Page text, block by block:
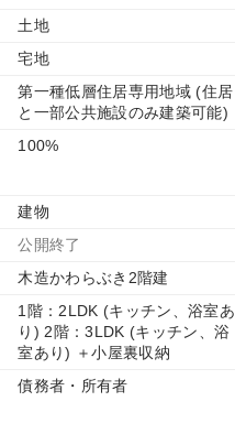
土地
宅地
第一種低層住居専用地域 (住居
と一部公共施設のみ建築可能)
100%
建物
公開終了
木造かわらぶき2階建
1階：2LDK (キッチン、浴室あ
り) 2階：3LDK (キッチン、浴
室あり) ＋小屋裏収納
債務者・所有者